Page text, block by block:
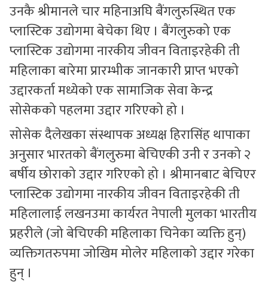
उनकै श्रीमानले चार महिनाअघि बैंगलुरुस्थित एक
प्लास्टिक उद्योगमा बेचेका थिए । बैंगलुरुको एक
प्लास्टिक उद्योगमा नारकीय जीवन विताइरहेकी ती
महिलाका बारेमा प्रारम्भीक जानकारी प्राप्त भएको
उद्दारकर्ता मध्येको एक सामाजिक सेवा केन्द्र
सोसेकको पहलमा उद्दार गरिएको हो ।
सोसेक दैलेखका संस्थापक अध्यक्ष हिरासिंह थापाका
अनुसार भारतको बैंगलुरुमा बेचिएकी उनी र उनको २
बर्षीय छोराको उद्दार गरिएको हो । श्रीमानबाट बेचिएर
प्लास्टिक उद्योगमा नारकीय जीवन विताइरहेकी ती
महिलालाई लखनउमा कार्यरत नेपाली मुलका भारतीय
प्रहरीले (जो बेचिएकी महिलाका चिनेका व्यक्ति हुन्)
व्यक्तिगतरुपमा जोखिम मोलेर महिलाको उद्दार गरेका
हुन् ।